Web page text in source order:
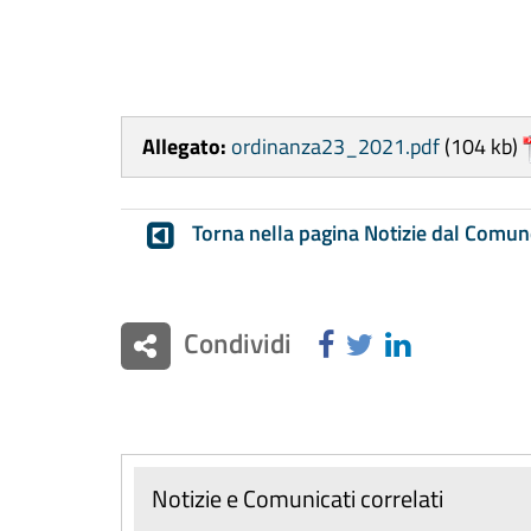
Allegato: ordinanza23_2021.pdf(104 kb)
Torna nella pagina Notizie dal
Condividi
Notizie e Comunicati correlati